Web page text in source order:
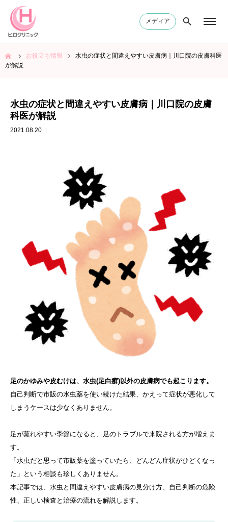
メディア
お役立ち情報
水虫の症状と間違えやすい皮膚病｜川口院の皮膚科医
が解説
水虫の症状と間違えやすい皮膚病｜川口院の皮膚
科医が解説
2021.08.20
足のかゆみや皮むけは、水虫(足白癬)以外の皮膚病でも起こります。
自己判断で市販の水虫薬を使い続けた結果、かえって症状が悪化して
しまうケースは少なくありません。
足が蒸れやすい季節になると、足のトラブルで来院される方が増えま
す。
「水虫だと思って市販薬を塗っていたら、どんどん症状がひどくなっ
た」という相談も珍しくありません。
本記事では、水虫と間違えやすい皮膚病の見分け方、自己判断の危険
性、正しい検査と治療の流れを解説します。